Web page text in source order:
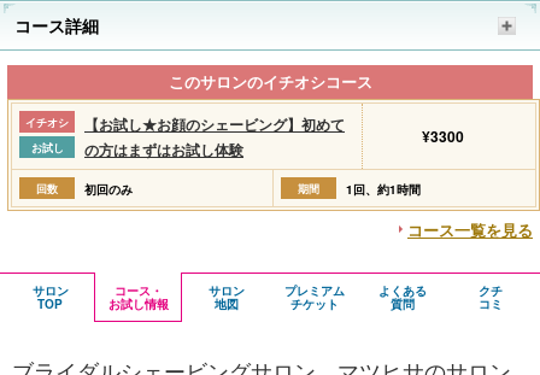
コース詳細
このサロンのイチオシコース
イチオシ
お試し
【お試し★お顔のシェービング】初めて
の方はまずはお試し体験
¥3300
回数 初回のみ 期間 1回、約1時間
コース一覧を見る
サロン
TOP
コース・
お試し情報
サロン
地図
プレミアム
チケット
よくある
質問
クチ
コミ